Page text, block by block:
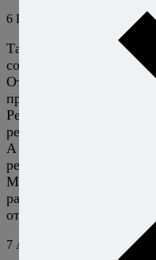
6 Deco
Так так так… учимся
соответственных
Отрезала кусок.
просто сверху и
Репа быстро
репу натереть козий
А вопрос то такой, где-
репы.
Мне кажется эта мысль
разными приправами и
ответить мне на мой
7 Алексей Онегин 2